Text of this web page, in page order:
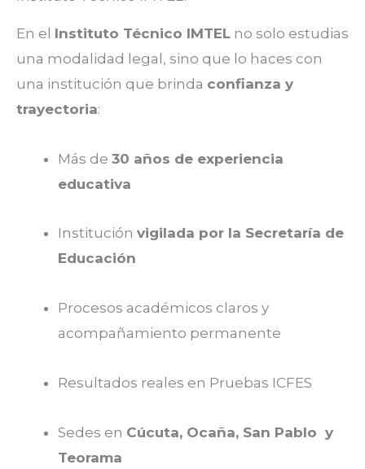
En el Instituto Técnico IMTEL no solo estudias
una modalidad legal, sino que lo haces con
una institución que brinda confianza y
trayectoria:
Más de 30 años de experiencia
educativa
Institución vigilada por la Secretaría de
Educación
Procesos académicos claros y
acompañamiento permanente
Resultados reales en Pruebas ICFES
Sedes en Cúcuta, Ocaña, San Pablo y
Teorama